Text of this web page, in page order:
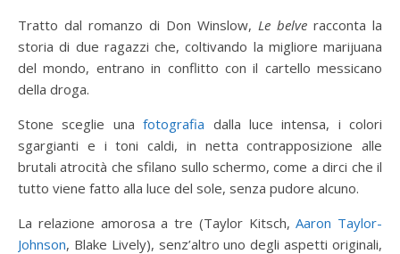
Tratto dal romanzo di Don Winslow, Le belve racconta la
storia di due ragazzi che, coltivando la migliore marijuana
del mondo, entrano in conflitto con il cartello messicano
della droga.
Stone sceglie unafotografia dalla luce intensa, i colori
sgargianti e i toni caldi, in netta contrapposizione alle
brutali atrocità che sfilano sullo schermo, come a dirci che il
tutto viene fatto alla luce del sole, senza pudore alcuno.
La relazione amorosa a tre (Taylor Kitsch,Aaron Taylor-
Johnson, Blake Lively), senz’altro uno degli aspetti originali,